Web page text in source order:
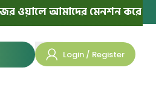
আমাদের মেনশন করে পোস্ট
Login / Register